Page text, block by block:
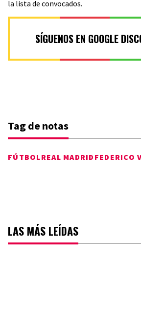
la lista de convocados.
SÍGUENOS EN GOOGLE
Tag de notas
FÚTBOLREAL MADRID FEDERICO
LAS MÁS LEÍDAS